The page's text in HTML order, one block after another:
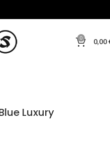
0 0,00
Luxury